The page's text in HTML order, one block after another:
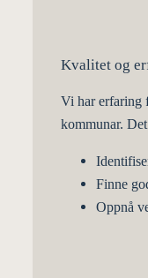
Kvalitet og
Vi har erfaring
kommunar.
Finne
Oppnå